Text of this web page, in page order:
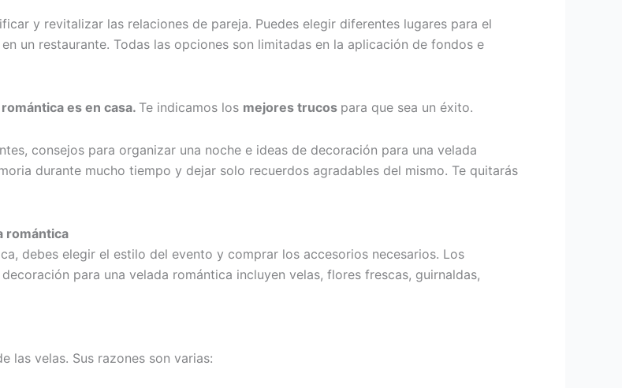
y revitalizar las relaciones de pareja. Puedes elegir diferentes lugares para el
un restaurante. Todas las opciones son limitadas en la aplicación de fondos e
es en casa. Te indicamos los mejores trucos para que sea un éxito.
consejos para organizar una noche e ideas de decoración para una velada
durante mucho tiempo y dejar solo recuerdos agradables del mismo. Te quitarás
romántica
debes elegir el estilo del evento y comprar los accesorios necesarios. Los
para una velada romántica incluyen velas, flores frescas, guirnaldas,
las velas. Sus razones son varias: